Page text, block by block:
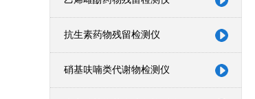
抗生素药物残留检测仪
硝基呋喃类代谢物检测仪